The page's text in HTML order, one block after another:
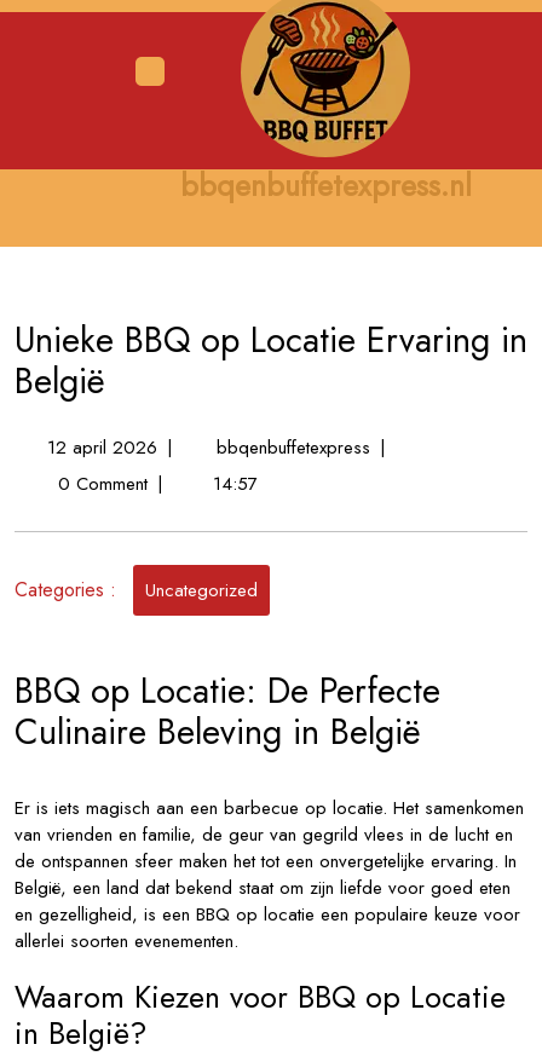
Skip
bbqenbuffetexpress.nl
Unieke BBQ op Locatie Ervaring in
België
12 april 202612
april
2026
| bbqenbuffetexpressUnieke
Locatie
|
0 Comment | 14:57
Categories : Uncategorized
BBQ op Locatie: De Perfecte
Culinaire Beleving in België
Er is iets magisch aan een barbecue op locatie. Het samenkomen
van vrienden en familie, de geur van gegrild vlees in de lucht en
de ontspannen sfeer maken het tot een onvergetelijke ervaring. In
België, een land dat bekend staat om zijn liefde voor goed eten
en gezelligheid, is een BBQ op locatie een populaire keuze voor
allerlei soorten evenementen.
Waarom Kiezen voor BBQ op Locatie
in België?